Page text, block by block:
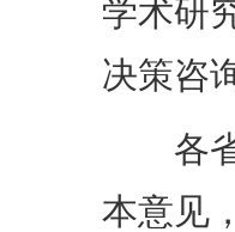
学术研
决策咨
各省
本意见